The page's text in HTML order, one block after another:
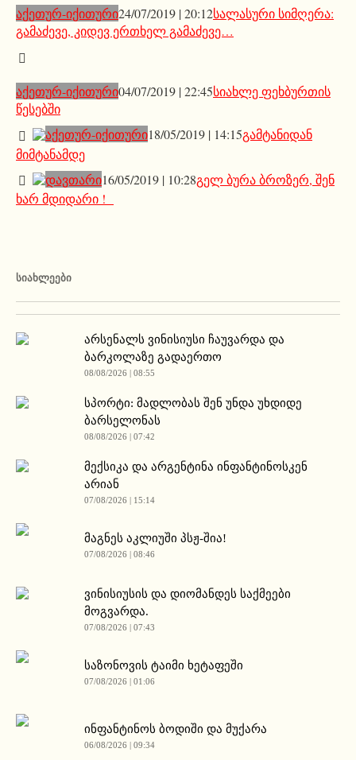
აქეთურ-იქითური24/07/2019 | 20:12სალასური სიმღერა:
გამაძევე, კიდევ ერთხელ გამაძევე…
აქეთურ-იქითური04/07/2019 | 22:45სიახლე ფეხბურთის
წესებში
აქეთურ-იქითური18/05/2019 | 14:15გამტანიდან
მიმტანამდე
დავთარი16/05/2019 | 10:28გელ ბურა ბროზერ, შენ
ხარ მდიდარი !
ᲡᲘᲐᲮᲚᲔᲔᲑᲘ
არსენალს ვინისიუსი ჩაუვარდა და
ბარკოლაზე გადაერთო
08/08/2026 | 08:55
სპორტი: მადლობას შენ უნდა უხდიდე
ბარსელონას
08/08/2026 | 07:42
მექსიკა და არგენტინა ინფანტინოსკენ
არიან
07/08/2026 | 15:14
მაგნეს აკლიუში პსჟ-შია!
07/08/2026 | 08:46
ვინისიუსის და დიომანდეს საქმეები
მოგვარდა.
07/08/2026 | 07:43
საზონოვის ტაიმი ხეტაფეში
07/08/2026 | 01:06
ინფანტინოს ბოდიში და მუქარა
06/08/2026 | 09:34